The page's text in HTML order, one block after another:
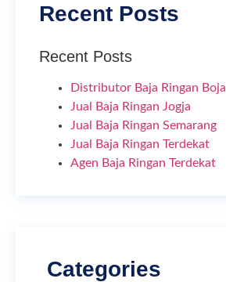
Recent Posts
Recent Posts
Distributor Baja Ringan Boja
Jual Baja Ringan Jogja
Jual Baja Ringan Semarang
Jual Baja Ringan Terdekat
Agen Baja Ringan Terdekat
Categories